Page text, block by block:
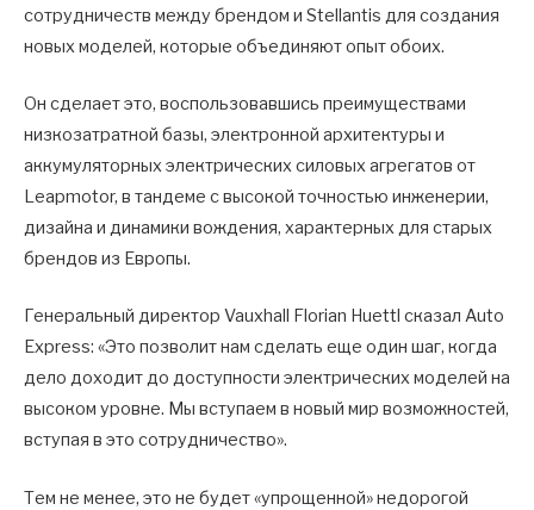
сотрудничеств между брендом и Stellantis для создания
новых моделей, которые объединяют опыт обоих.
Он сделает это, воспользовавшись преимуществами
низкозатратной базы, электронной архитектуры и
аккумуляторных электрических силовых агрегатов от
Leapmotor, в тандеме с высокой точностью инженерии,
дизайна и динамики вождения, характерных для старых
брендов из Европы.
Генеральный директор Vauxhall Florian Huettl сказал Auto
Express: «Это позволит нам сделать еще один шаг, когда
дело доходит до доступности электрических моделей на
высоком уровне. Мы вступаем в новый мир возможностей,
вступая в это сотрудничество».
Тем не менее, это не будет «упрощенной» недорогой